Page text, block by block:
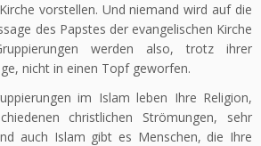
vorstellen. Und niemand wird auf die
des Papstes der evangelischen Kirche
werden also, trotz ihrer
nicht in einen Topf geworfen.
im Islam leben Ihre Religion,
christlichen Strömungen, sehr
auch Islam gibt es Menschen, die Ihre